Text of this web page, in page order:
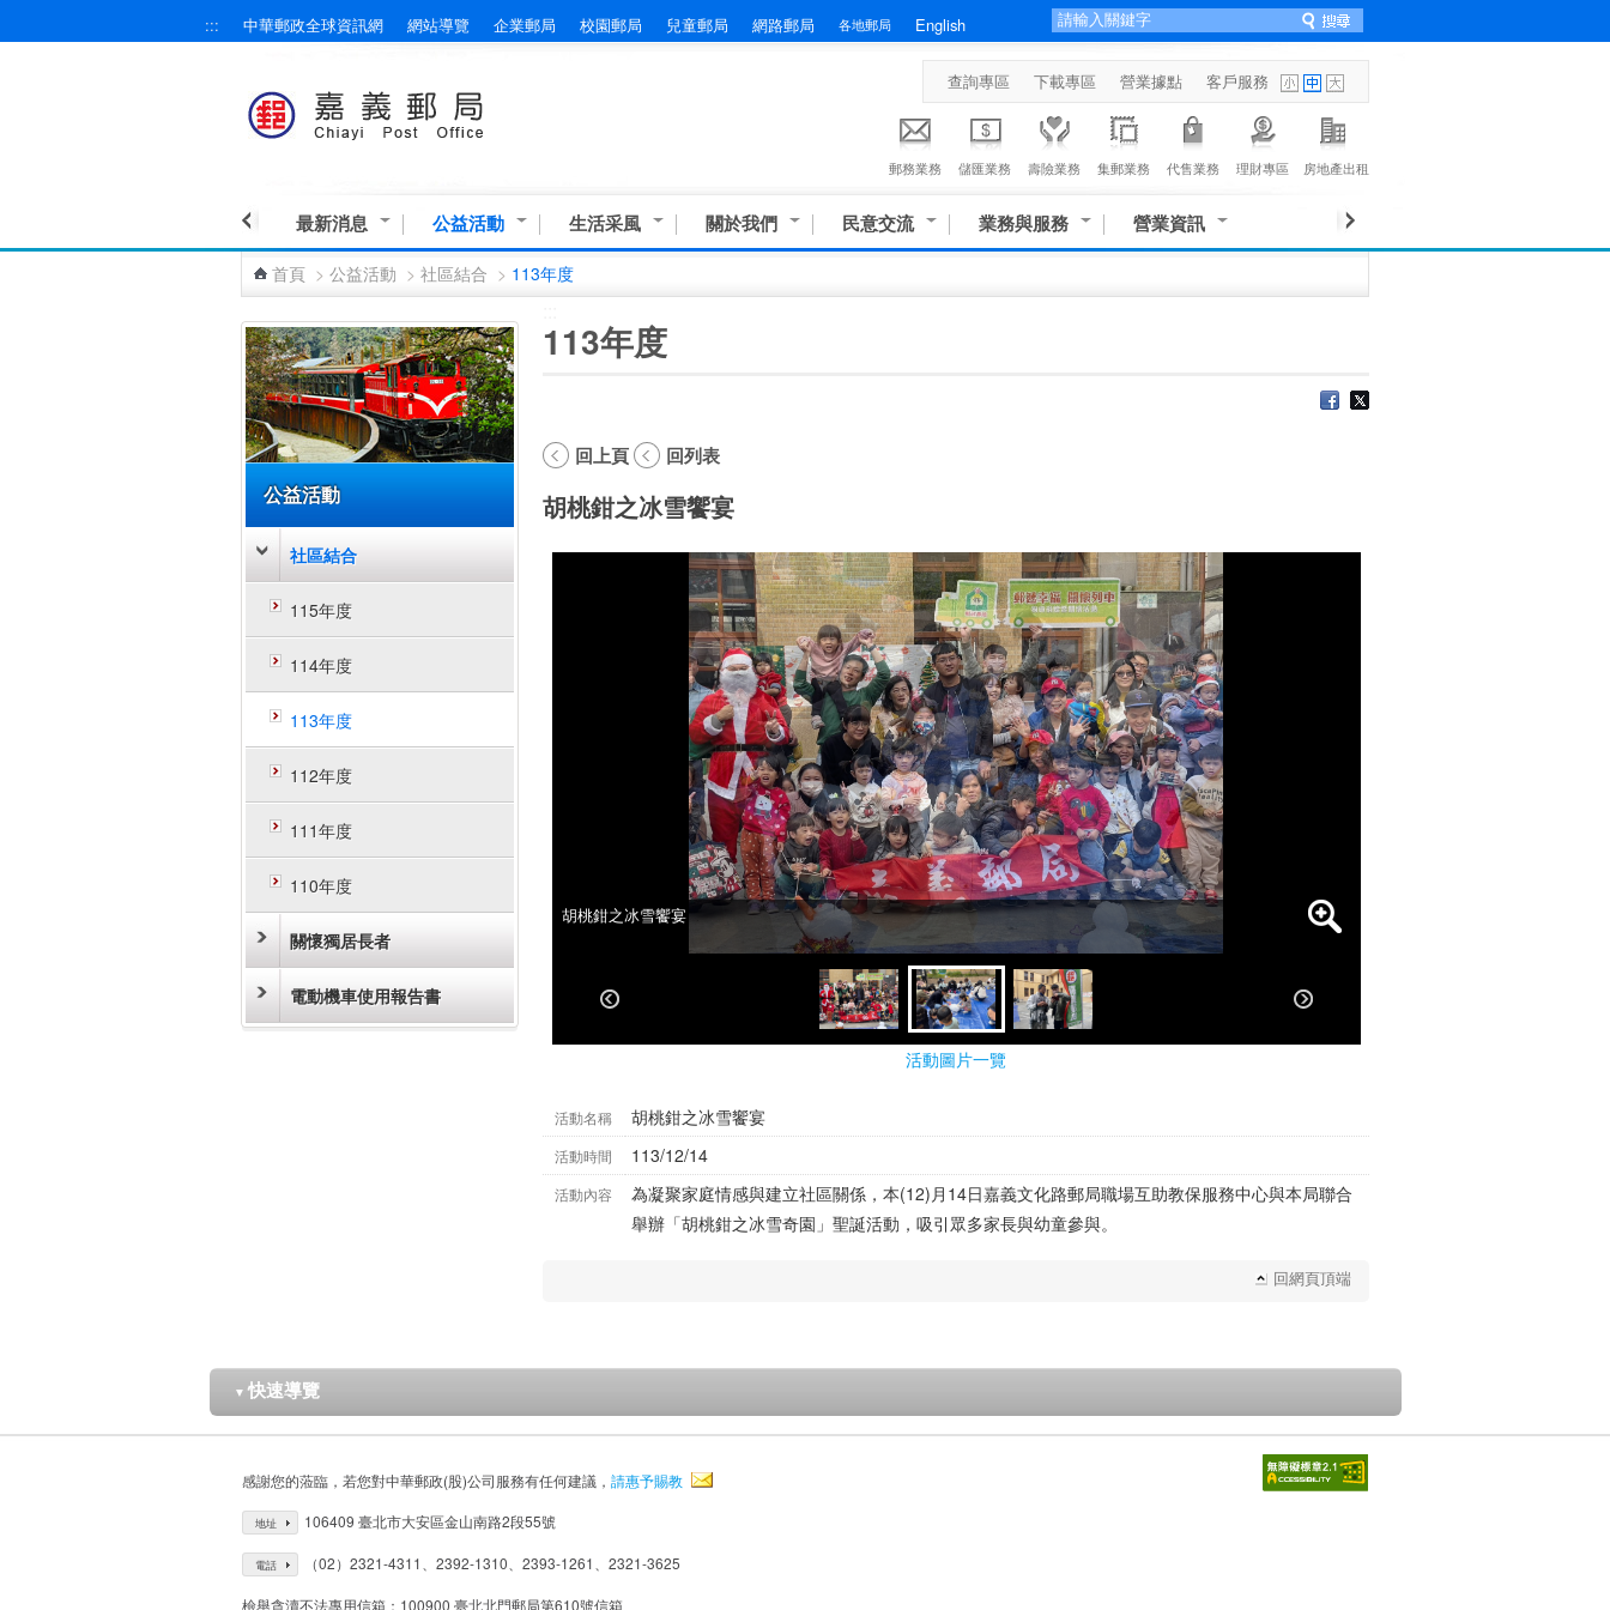
::: 中華郵政全球資訊網 網站導覽 企業郵局 校園郵局 兒童郵局 網路郵局 各地郵局 English
查詢專區 下載專區 營業據點 客戶服務
郵務業務 儲匯業務 壽險業務 集郵業務 代售業務 理財專區 房地產出租
最新消息 公益活動 生活采風 關於我們 民意交流 業務與服務 營業資訊
首頁 > 公益活動 > 社區結合 > 113年度
公益活動
社區結合
115年度
114年度
113年度
112年度
111年度
110年度
關懷獨居長者
電動機車使用報告書
113年度
回上頁 回列表
胡桃鉗之冰雪饗宴
胡桃鉗之冰雪饗宴
胡桃鉗之冰雪饗宴
活動圖片一覽
活動名稱 胡桃鉗之冰雪饗宴
活動時間 113/12/14
活動內容
為凝聚家庭情感與建立社區關係，本(12)月14日嘉義文化路郵局職場互助教保服務中心與本局聯合
舉辦「胡桃鉗之冰雪奇園」聖誕活動，吸引眾多家長與幼童參與。
回網頁頂端
▼ 快速導覽
感謝您的蒞臨，若您對中華郵政(股)公司服務有任何建議， 請惠予賜教
地址 106409 臺北市大安區金山南路2段55號
電話 （02）2321-4311、2392-1310、2393-1261、2321-3625
檢舉貪瀆不法專用信箱：100900 臺北北門郵局第610號信箱